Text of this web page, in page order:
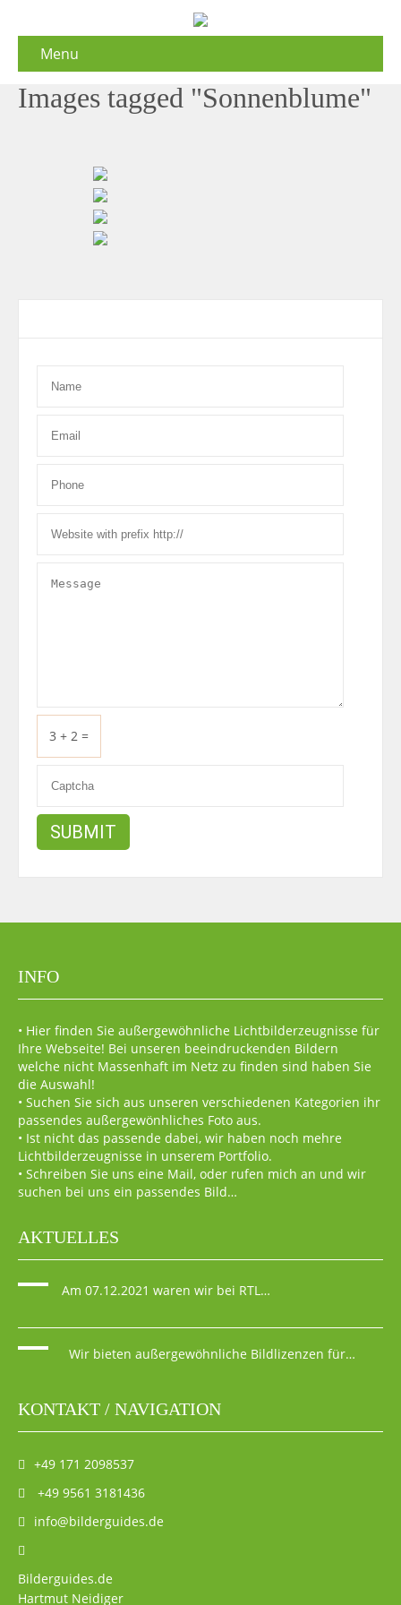
Menu
Images tagged "Sonnenblume"
3 + 2 =
INFO
• Hier finden Sie außergewöhnliche Lichtbilderzeugnisse für
Ihre Webseite! Bei unseren beeindruckenden Bildern
welche nicht Massenhaft im Netz zu finden sind haben Sie
die Auswahl!
• Suchen Sie sich aus unseren verschiedenen Kategorien ihr
passendes außergewönhliches Foto aus.
• Ist nicht das passende dabei, wir haben noch mehre
Lichtbilderzeugnisse in unserem Portfolio.
• Schreiben Sie uns eine Mail, oder rufen mich an und wir
suchen bei uns ein passendes Bild…
AKTUELLES
Am 07.12.2021 waren wir bei RTL…
Wir bieten außergewöhnliche Bildlizenzen für…
KONTAKT / NAVIGATION
+49 171 2098537
+49 9561 3181436
info@bilderguides.de
Bilderguides.de
Hartmut Neidiger